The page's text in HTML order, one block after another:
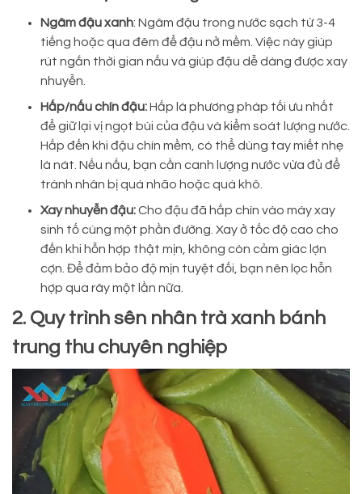
Ngâm đậu xanh: Ngâm đậu trong nước sạch từ 3-4
tiếng hoặc qua đêm để đậu nở mềm. Việc này giúp
rút ngắn thời gian nấu và giúp đậu dễ dàng được xay
nhuyễn.
Hấp/nấu chín đậu:Hấp là phương pháp tối ưu nhất
để giữ lại vị ngọt bùi của đậu và kiểm soát lượng nước.
Hấp đến khi đậu chín mềm, có thể dùng tay miết nhẹ
là nát. Nếu nấu, bạn cần canh lượng nước vừa đủ để
tránh nhân bị quá nhão hoặc quá khô.
Xay nhuyễn đậu:Cho đậu đã hấp chín vào máy xay
sinh tố cùng một phần đường. Xay ở tốc độ cao cho
đến khi hỗn hợp thật mịn, không còn cảm giác lợn
cợn. Để đảm bảo độ mịn tuyệt đối, bạn nên lọc hỗn
hợp qua rây một lần nữa.
2. Quy trình sên nhân trà xanh bánh
trung thu chuyên nghiệp